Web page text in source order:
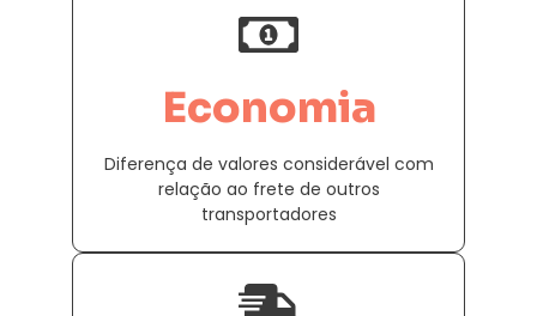
Economia
Diferença de valores considerável com
relação ao frete de outros
transportadores